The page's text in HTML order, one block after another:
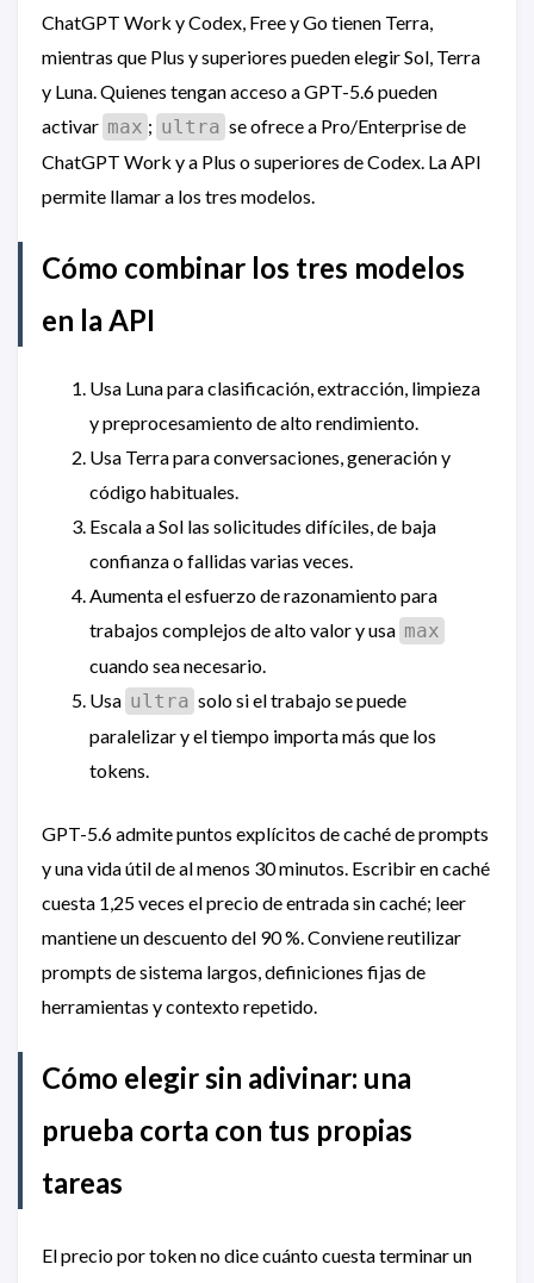
ChatGPT Work y Codex, Free y Go tienen Terra,
mientras que Plus y superiores pueden elegir Sol, Terra
y Luna. Quienes tengan acceso a GPT-5.6 pueden
activar max ; ultra se ofrece a Pro/Enterprise de
ChatGPT Work y a Plus o superiores de Codex. La API
permite llamar a los tres modelos.
Cómo combinar los tres modelos
en la API
Usa Luna para clasificación, extracción, limpieza
y preprocesamiento de alto rendimiento.
Usa Terra para conversaciones, generación y
código habituales.
Escala a Sol las solicitudes difíciles, de baja
confianza o fallidas varias veces.
Aumenta el esfuerzo de razonamiento para
trabajos complejos de alto valor y usa max
cuando sea necesario.
Usa ultra solo si el trabajo se puede
paralelizar y el tiempo importa más que los
tokens.
GPT-5.6 admite puntos explícitos de caché de prompts
y una vida útil de al menos 30 minutos. Escribir en caché
cuesta 1,25 veces el precio de entrada sin caché; leer
mantiene un descuento del 90 %. Conviene reutilizar
prompts de sistema largos, definiciones fijas de
herramientas y contexto repetido.
Cómo elegir sin adivinar: una
prueba corta con tus propias
tareas
El precio por token no dice cuánto cuesta terminar un